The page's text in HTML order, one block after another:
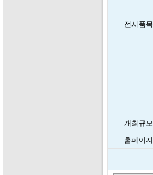
전시품목
개최규모
홈페이지